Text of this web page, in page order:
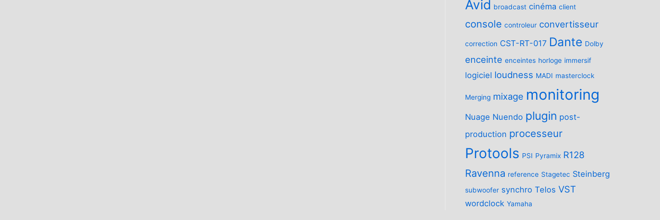
Avid broadcast cinéma client
console controleur convertisseur
correction CST-RT-017 Dante Dolby
enceinte enceintes horloge immersif
logiciel loudness MADI masterclock
Merging mixage monitoring
Nuage Nuendo plugin post-
production processeur
Protools PSI Pyramix R128
Ravenna reference Stagetec Steinberg
subwoofer synchro Telos VST
wordclock Yamaha